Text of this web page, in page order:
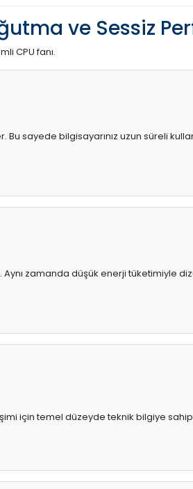
ve Sessiz
CPU fanı.
Bu sayede bilgisayarınız uzun süreli
zamanda düşük enerji tüketimiyle
için temel düzeyde teknik bilgiye